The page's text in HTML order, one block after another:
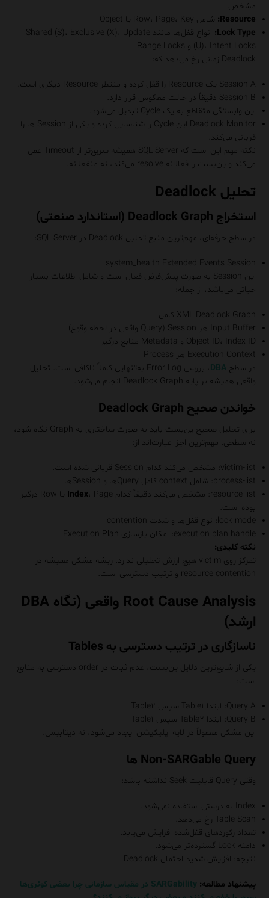
مشخص
Resource: شامل Row، Page، Key یا Object
Lock Type:
انواع قفل‌ها مانند Shared (S)، Exclusive (X)، Update
(U)، Intent Locks و Range Locks
Deadlock زمانی رخ می‌دهد که:
Session A یک Resource را قفل کرده و منتظر Resource دیگری است.
Session B دقیقاً در حالت معکوس قرار دارد.
این وابستگی متقاطع به یک Cycle تبدیل می‌شود.
Deadlock Monitor این Cycle را شناسایی کرده و یکی از Session ها را
قربانی می‌کند.
نکته مهم این است که SQL Server همیشه سریع‌تر از Timeout عمل
می‌کند و ین‌بست را فعالانه resolve می‌کند، نه منفعلانه.
تحلیل Deadlock
استخراج Deadlock Graph (استاندارد صنعتی)
در سطح حرفه‌ای، مهم‌ترین منبع تحلیل Deadlock در SQL Server:
system_health Extended Events Session
این Session به صورت پیش‌فرض فعال است و شامل اطلاعات بسیار
حیاتی می‌باشد، از جمله:
XML Deadlock Graph کامل
Input Buffer هر Session (Query واقعی در لحظه وقوع)
Object ID، Index ID و Metadata منابع درگیر
Execution Context هر Process
در سطحDBA
، بررسی Error Log به‌تنهایی کاملاً ناکافی است. تحلیل
واقعی همیشه بر پایه Deadlock Graph انجام می‌شود.
خواندن صحیح Deadlock Graph
برای تحلیل صحیح ین‌بست باید به صورت ساختاری به Graph نگاه شود،
نه سطحی. مهم‌ترین اجزا عبارت‌اند از:
victim-list: مشخص می‌کند کدام Session قربانی شده است.
process-list: شامل context کامل Queryها و Sessionها
resource-list: مشخص می‌کند دقیقاً کدام
Index
، Page یا Row درگیر
بوده است.
lock mode: نوع قفل‌ها و شدت contention
execution plan handle: امکان بازسازی Execution Plan
نکته کلیدی:
تمرکز روی victim هیچ ارزش تحلیلی ندارد. ریشه مشکل همیشه در
resource contention و ترتیب دسترسی است.
Root Cause Analysis واقعی (نگاه DBA
ارشد)
ناسازگاری در ترتیب دسترسی به Tables
یکی از شایع‌ترین دلایل ین‌بست، عدم ثبات در order دسترسی به منابع
است:
Query A: ابتدا Table۱ سپس Table۲
Query B: ابتدا Table۲ سپس Table۱
این مشکل معمولاً در لایه اپلیکیشن ایجاد می‌شود، نه دیتابیس.
Non-SARGable Query ها
وقتی Query قابلیت Seek نداشته باشد:
Index به درستی استفاده نمی‌شود.
Table Scan رخ می‌دهد.
تعداد رکوردهای قفل‌شده افزایش می‌یابد.
دامنه Lock گسترده‌تر می‌شود.
نتیجه: افزایش شدید احتمال Deadlock
پیشنهاد مطالعه:
SARGability در مقیاس سازمانی چرا بعضی کوئری‌ها